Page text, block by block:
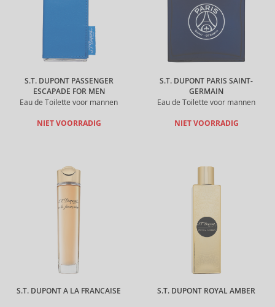
S.T. DUPONT PASSENGER
ESCAPADE FOR MEN
Eau de Toilette voor mannen
NIET VOORRADIG
S.T. DUPONT PARIS SAINT-
GERMAIN
Eau de Toilette voor mannen
NIET VOORRADIG
S.T. DUPONT A LA FRANCAISE S.T. DUPONT ROYAL AMBER